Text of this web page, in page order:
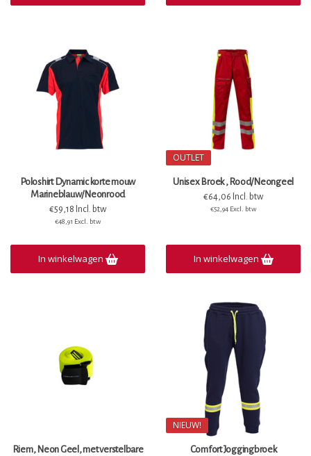
Poloshirt Dynamic korte mouw
Marineblauw/Neonrood
€59,18 Incl. btw
€48,91 Excl. btw
In winkelwagen
OUTLET
Unisex Broek , Rood/Neongeel
€64,06 Incl. btw
€52,94 Excl. btw
In winkelwagen
Riem, Neon Geel, met verstelbare
NIEUW!
Comfort Joggingbroek